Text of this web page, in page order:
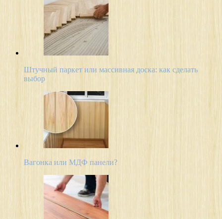
Штучный паркет или массивная доска: как сделать
выбор
Вагонка или МДФ панели?